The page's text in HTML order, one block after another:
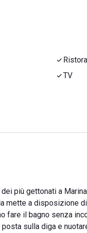
TV
dei più gettonati a
mette a disposizione
fare il bagno senza
sulla diga e